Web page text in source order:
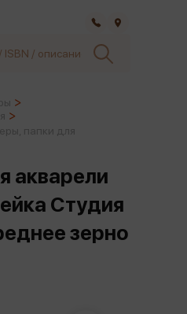
акварели
Студия
зерно